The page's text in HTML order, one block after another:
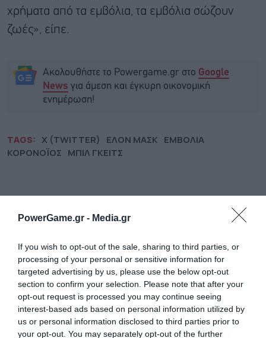
PowerGame.gr - Media.gr
If you wish to opt-out of the sale, sharing to third parties, or
processing of your personal or sensitive information for
targeted advertising by us, please use the below opt-out
section to confirm your selection. Please note that after your
opt-out request is processed you may continue seeing
interest-based ads based on personal information utilized by
us or personal information disclosed to third parties prior to
your opt-out. You may separately opt-out of the further
χρήματα από τα εμβόλια, τα εμβόλια σώζουν
ζωές», είπε.
Ακολουθήστε το Powergame.gr στο Google
News για άμεση και έγκυρη οικονομική
ενημέρωση!
TAGS: X (TWITTER) ΕΛΟΝ ΜΑΣΚ ΕΜΒΟΛΙΑ
ΚΟΡΟΝΟΪΟΣ ΜΠΙΛ ΓΚΕΙΤΣ